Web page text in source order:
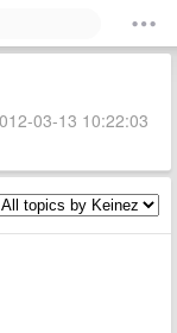
03-13 10:22:03